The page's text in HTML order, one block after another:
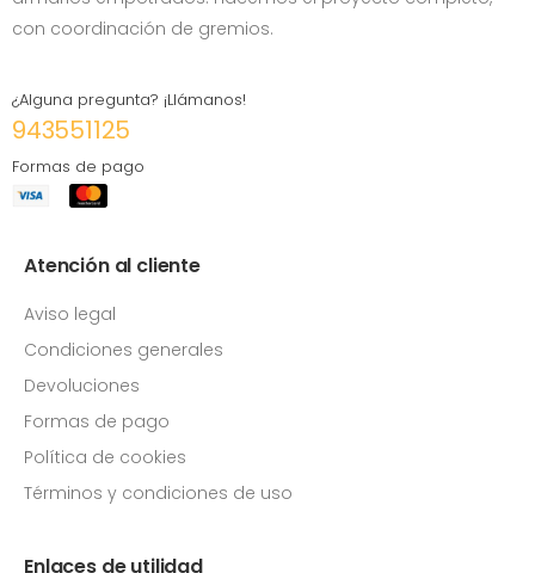
con coordinación de gremios.
¿Alguna pregunta? ¡Llámanos!
943551125
Formas de pago
Atención al cliente
Aviso legal
Condiciones generales
Devoluciones
Formas de pago
Política de cookies
Términos y condiciones de uso
Enlaces de utilidad